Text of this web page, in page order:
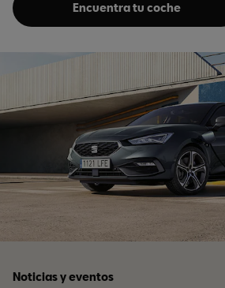
Encuentra tu coche
Noticias y eventos